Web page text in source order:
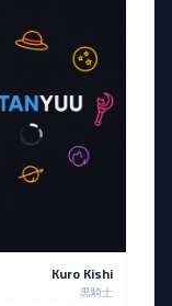
Kuro Kishi
黒騎士